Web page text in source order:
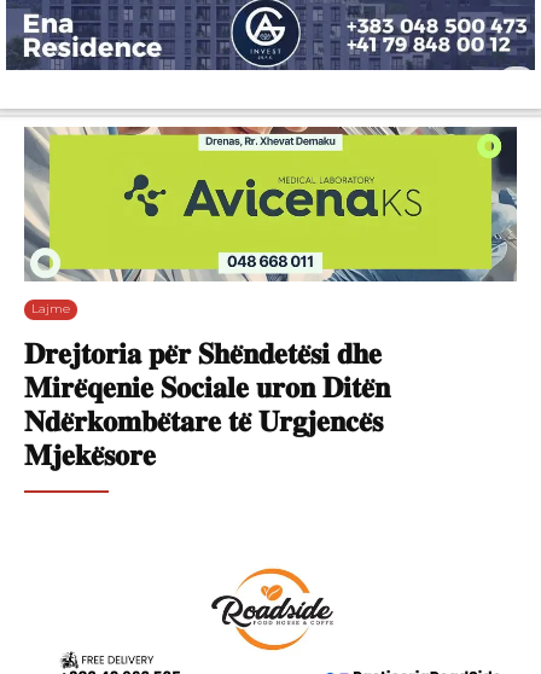
Lajme
𝐃𝐫𝐞𝐣𝐭𝐨𝐫𝐢𝐚 𝐩𝐞̈𝐫 𝐒𝐡𝐞̈𝐧𝐝𝐞𝐭𝐞̈𝐬𝐢 𝐝𝐡𝐞
𝐌𝐢𝐫𝐞̈𝐪𝐞𝐧𝐢𝐞 𝐒𝐨𝐜𝐢𝐚𝐥𝐞 𝐮𝐫𝐨𝐧 𝐃𝐢𝐭𝐞̈𝐧
𝐍𝐝𝐞̈𝐫𝐤𝐨𝐦𝐛𝐞̈𝐭𝐚𝐫𝐞 𝐭𝐞̈ 𝐔𝐫𝐠𝐣𝐞𝐧𝐜𝐞̈𝐬
𝐌𝐣𝐞𝐤𝐞̈𝐬𝐨𝐫𝐞